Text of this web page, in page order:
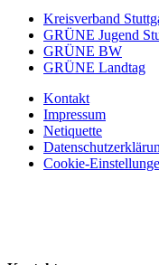
Kreisverband
GRÜNE Jugend
GRÜNE BW
GRÜNE Landtag
Kontakt
Impressum
Netiquette
Cookie-